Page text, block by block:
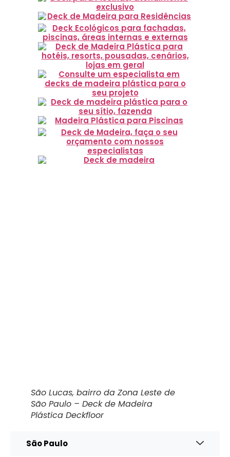
São Lucas, bairro da Zona Leste de
São Paulo – Deck de Madeira
Plástica Deckfloor
São Paulo